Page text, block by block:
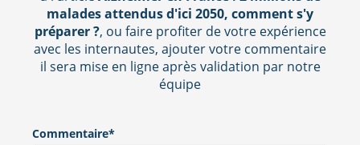
malades attendus d'ici 2050, comment s'y
préparer ?, ou faire profiter de votre expérience
avec les internautes, ajouter votre commentaire
il sera mise en ligne après validation par notre
équipe
Commentaire*